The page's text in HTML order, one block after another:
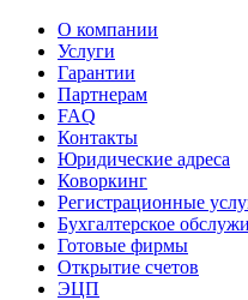
О компании
Услуги
Гарантии
Партнерам
FAQ
Контакты
Юридические адреса
Коворкинг
Регистрационные
Бухгалтерское
Готовые фирмы
Открытие счетов
ЭЦП